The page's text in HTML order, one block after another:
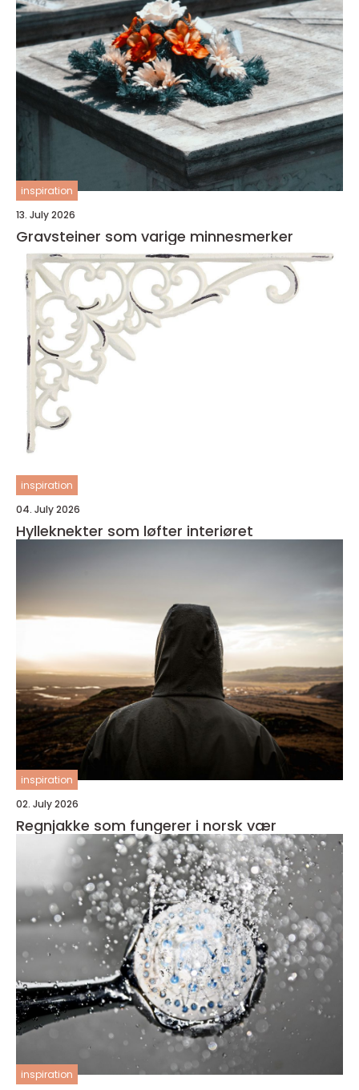
inspiration
13. July 2026
Gravsteiner som varige minnesmerker
inspiration
04. July 2026
Hylleknekter som løfter interiøret
inspiration
02. July 2026
Regnjakke som fungerer i norsk vær
inspiration